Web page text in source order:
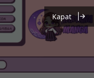
Kapat